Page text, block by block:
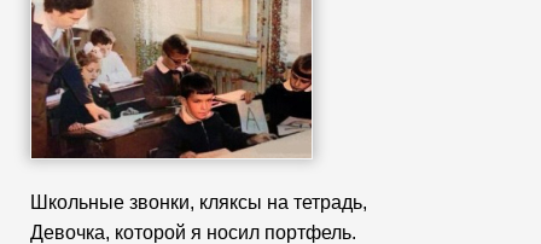
Школьные звонки, кляксы на тетрадь,
Девочка, которой я носил портфель.